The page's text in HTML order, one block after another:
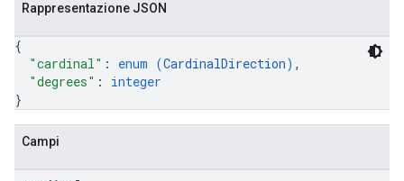
Rappresentazione JSON
{
"cardinal" : enum (CardinalDirection) ,
"degrees" : integer
}
Campi